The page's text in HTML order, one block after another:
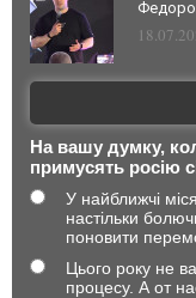
На вашу думку,
примусять росію
У найближчі
настільки
поновити
Цього року не
процесу. А от